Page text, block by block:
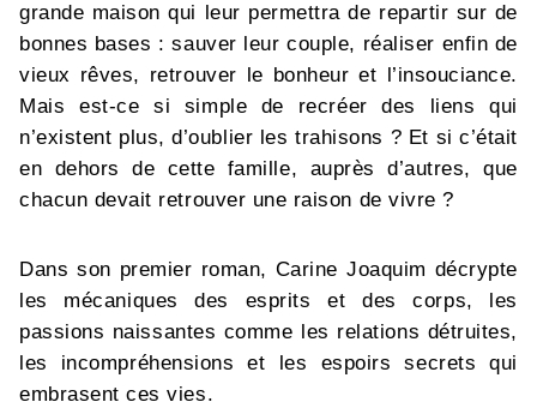
grande maison qui leur permettra de repartir sur de
bonnes bases : sauver leur couple, réaliser enfin de
vieux rêves, retrouver le bonheur et l’insouciance.
Mais est-ce si simple de recréer des liens qui
n’existent plus, d’oublier les trahisons ? Et si c’était
en dehors de cette famille, auprès d’autres, que
chacun devait retrouver une raison de vivre ?
Dans son premier roman, Carine Joaquim décrypte
les mécaniques des esprits et des corps, les
passions naissantes comme les relations détruites,
les incompréhensions et les espoirs secrets qui
embrasent ces vies.